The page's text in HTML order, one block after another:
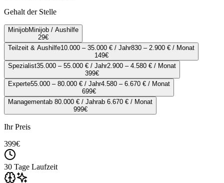
Gehalt der Stelle
MinijobMinijob / Aushilfe
29€
Teilzeit & Aushilfe10.000 – 35.000 € / Jahr830 – 2.900 € / Monat
149€
Spezialist35.000 – 55.000 € / Jahr2.900 – 4.580 € / Monat
399€
Experte55.000 – 80.000 € / Jahr4.580 – 6.670 € / Monat
699€
Managementab 80.000 € / Jahrab 6.670 € / Monat
999€
Ihr Preis
399€
30 Tage Laufzeit